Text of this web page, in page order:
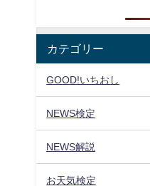
カテゴリー
GOOD!いちおし
NEWS検定
NEWS解説
お天気検定